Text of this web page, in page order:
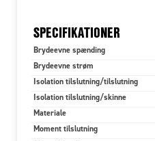
SPECIFIKATIONER
Brydeevne spænding
Brydeevne strøm
Isolation tilslutning/tilslutning
Isolation tilslutning/skinne
Materiale
Moment tilslutning